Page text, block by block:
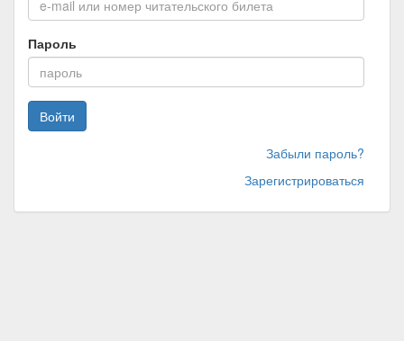
Пароль
Войти
Забыли пароль?
Зарегистрироваться